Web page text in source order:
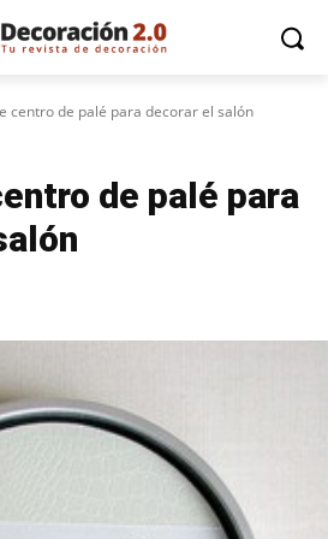
centro de palé para decorar el salón
de palé para